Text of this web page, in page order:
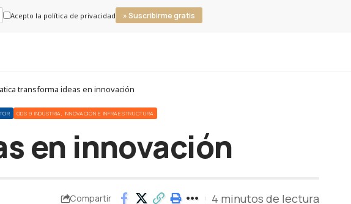
Acepto la política de privacidad » Suscribirme gratis
transforma ideas en innovación
ODS 9 INDUSTRIA, INNOVACIÓN E INFRAESTRUCTURA
en innovación
Compartir 4 minutos de lectura